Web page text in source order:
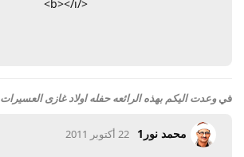
</b></i>
فيوعدت اليكم بهذه الرائعه حفله اولاد غازى العسيرات 2005
محمد نور1 22 أكتوبر 2011